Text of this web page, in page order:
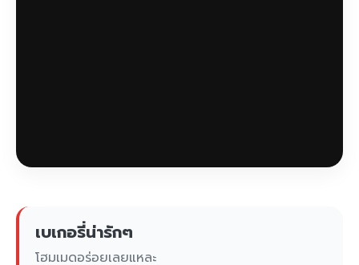
เบเกอรี่น่ารักๆ
โฮมเมดอร่อยเลยแหละ